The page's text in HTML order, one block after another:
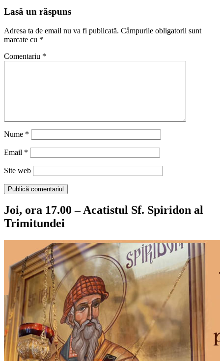
Lasă un răspuns
Adresa ta de email nu va fi publicată. Câmpurile obligatorii sunt
marcate cu *
Comentariu *
Nume *
Email *
Site web
Joi, ora 17.00 – Acatistul Sf. Spiridon al
Trimitundei